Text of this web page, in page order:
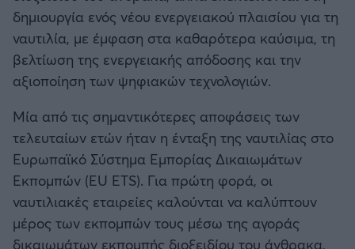
δημιουργία ενός νέου ενεργειακού πλαισίου για τη
ναυτιλία, με έμφαση στα καθαρότερα καύσιμα, τη
βελτίωση της ενεργειακής απόδοσης και την
αξιοποίηση των ψηφιακών τεχνολογιών.
Μία από τις σημαντικότερες αποφάσεις των
τελευταίων ετών ήταν η ένταξη της ναυτιλίας στο
Ευρωπαϊκό Σύστημα Εμπορίας Δικαιωμάτων
Εκπομπών (EU ETS). Για πρώτη φορά, οι
ναυτιλιακές εταιρείες καλούνται να καλύπτουν
μέρος των εκπομπών τους μέσω της αγοράς
δικαιωμάτων εκπομπής διοξειδίου του άνθρακα,